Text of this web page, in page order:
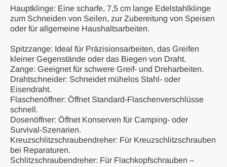
Hauptklinge: Eine scharfe, 7,5 cm lange Edelstahlklinge
zum Schneiden von Seilen, zur Zubereitung von Speisen
oder für allgemeine Haushaltsarbeiten.
Spitzzange: Ideal für Präzisionsarbeiten, das Greifen
kleiner Gegenstände oder das Biegen von Draht.
Zange: Geeignet für schwere Greif- und Dreharbeiten.
Drahtschneider: Schneidet mühelos Stahl- oder
Eisendraht.
Flaschenöffner: Öffnet Standard-Flaschenverschlüsse
schnell.
Dosenöffner: Öffnet Konserven für Camping- oder
Survival-Szenarien.
Kreuzschlitzschraubendreher: Für Kreuzschlitzschrauben
bei Reparaturen.
Schlitzschraubendreher: Für Flachkopfschrauben –